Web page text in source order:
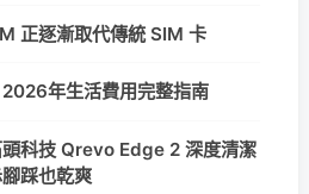
正逐漸取代傳統 SIM 卡
年生活費用完整指南
科技 Qrevo Edge 2 深度清潔
踩也乾爽